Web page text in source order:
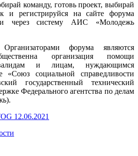
команду, готовь проект, выбирай
и регистрируйся на сайте форума
через систему АИС «Молодежь
форума являются
организация помощи
и лицам, нуждающимся
«Союз социальной справедливости
государственный технический
Федерального агентства по делам
12.06.2021